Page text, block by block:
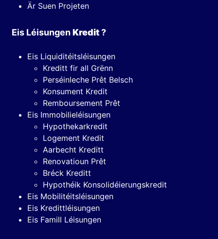
Är Suen Projeten
Eis LéisungenKredit?
Eis Liquiditéitsléisungen
Kreditt fir all Grënn
Perséinleche Prêt Belsch
Konsument Kredit
Remboursement Prêt
Eis Immobilieléisungen
Hypothekarkredit
Logement Kredit
Aarbecht Kreditt
Renovatioun Prêt
Bréck Kreditt
Hypothéik Konsolidéierungskredit
Eis Mobilitéitsléisungen
Eis Kredittléisungen
Eis Famill Léisungen